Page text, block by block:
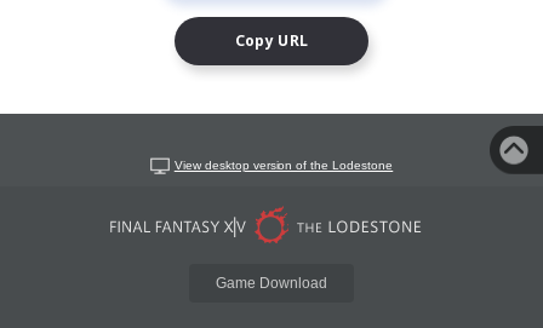
Copy URL
View desktop version of the Lodestone
Game Download